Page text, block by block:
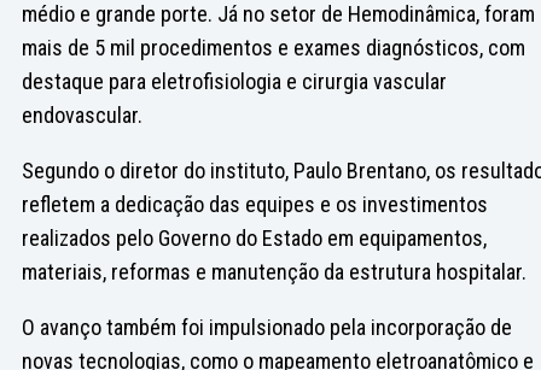
médio e grande porte. Já no setor de Hemodinâmica, foram
mais de 5 mil procedimentos e exames diagnósticos, com
destaque para eletrofisiologia e cirurgia vascular
endovascular.
Segundo o diretor do instituto, Paulo Brentano, os
refletem a dedicação das equipes e os investimentos
realizados pelo Governo do Estado em equipamentos,
materiais, reformas e manutenção da estrutura hospitalar.
O avanço também foi impulsionado pela incorporação de
novas tecnologias, como o mapeamento eletroanatômico e